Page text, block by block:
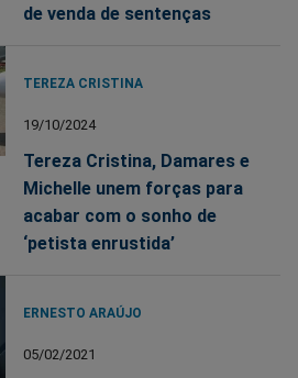
de venda de sentenças
TEREZA CRISTINA
19/10/2024
Tereza Cristina, Damares e
Michelle unem forças para
acabar com o sonho de
‘petista enrustida’
ERNESTO ARAÚJO
05/02/2021